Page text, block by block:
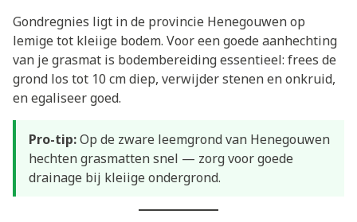
Gondregnies ligt in de provincie Henegouwen op
lemige tot kleiige bodem. Voor een goede aanhechting
van je grasmat is bodembereiding essentieel: frees de
grond los tot 10 cm diep, verwijder stenen en onkruid,
en egaliseer goed.
Pro-tip:Op de zware leemgrond van Henegouwen
hechten grasmatten snel — zorg voor goede
drainage bij kleiige ondergrond.